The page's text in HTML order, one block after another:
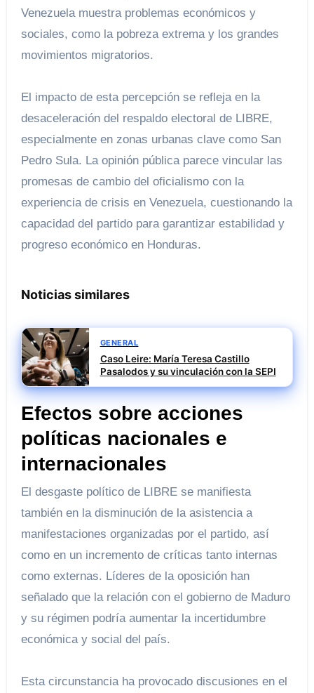
Venezuela muestra problemas económicos y
sociales, como la pobreza extrema y los grandes
movimientos migratorios.
El impacto de esta percepción se refleja en la
desaceleración del respaldo electoral de LIBRE,
especialmente en zonas urbanas clave como San
Pedro Sula. La opinión pública parece vincular las
promesas de cambio del oficialismo con la
experiencia de crisis en Venezuela, cuestionando la
capacidad del partido para garantizar estabilidad y
progreso económico en Honduras.
Noticias similares
GENERAL
Caso Leire: María Teresa Castillo
Pasalodos y su vinculación con la SEPI
Efectos sobre acciones
políticas nacionales e
internacionales
El desgaste político de LIBRE se manifiesta
también en la disminución de la asistencia a
manifestaciones organizadas por el partido, así
como en un incremento de críticas tanto internas
como externas. Líderes de la oposición han
señalado que la relación con el gobierno de Maduro
y su régimen podría aumentar la incertidumbre
económica y social del país.
Esta circunstancia ha provocado discusiones en el